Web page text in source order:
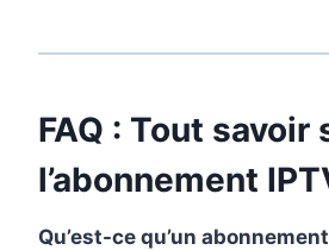
FAQ : Tout savoir
l’abonnement
Qu’est-ce qu’un abonnement